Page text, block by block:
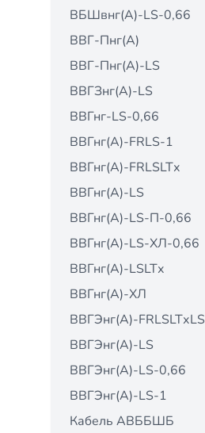
ВБШвнг(А)-LS-0,66
ВВГ-Пнг(А)
ВВГ-Пнг(А)-LS
ВВГЗнг(А)-LS
ВВГнг-LS-0,66
ВВГнг(А)-FRLS-1
ВВГнг(А)-FRLSLTх
ВВГнг(А)-LS
ВВГнг(А)-LS-П-0,66
ВВГнг(А)-LS-ХЛ-0,66
ВВГнг(А)-LSLTх
ВВГнг(А)-ХЛ
ВВГЭнг(А)-FRLSLTхLS
ВВГЭнг(А)-LS
ВВГЭнг(А)-LS-0,66
ВВГЭнг(А)-LS-1
Кабель АВББШБ